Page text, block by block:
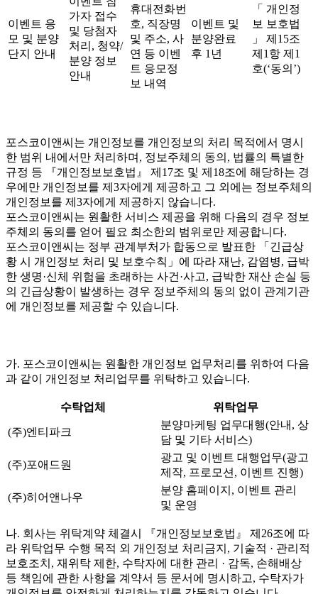
이벤트 응
모 및 분양
단지 안내
가자 접수
및 당첨자
처리, 청약/
분양 정보
안내
휴대전화번
호, 직장명
및 주소, 사
연 등 이벤
트 응모정
보 내역
이벤트 및
분양완료
후 1년
「 개인정
보 보호법
」 제15조
제1항 제1
호(‘동의’)
포스코이앤씨는 개인정보를 개인정보의 처리 목적에서 명시
한 범위 내에서만 처리하며, 정보주체의 동의, 법률의 특별한
규정 등 『개인정보보호법』 제17조 및 제18조에 해당하는 경
우에만 개인정보를 제3자에게 제공하고 그 외에는 정보주체의
개인정보를 제3자에게 제공하지 않습니다.
포스코이앤씨는 원활한 서비스 제공을 위해 다음의 경우 정보
주체의 동의를 얻어 필요 최소한의 범위로만 제공합니다.
포스코이앤씨는 정부 관계부처가 합동으로 발표한 「긴급상
황 시 개인정보 처리 및 보호수칙」에 따라 재난, 감염병, 급박
한 생명·신체 위험을 초래하는 사건·사고, 급박한 재산 손실 등
의 긴급상황이 발생하는 경우 정보주체의 동의 없이 관계기관
에 개인정보를 제공할 수 있습니다.
가. 포스코이앤씨는 원활한 개인정보 업무처리를 위하여 다음
과 같이 개인정보 처리업무를 위탁하고 있습니다.
수탁업체 위탁업무
(주)엔티파크
분양마케팅 업무대행(안내, 상
담 및 기타 서비스)
(주)포애드원
광고 및 이벤트 대행업무(광고
제작, 프로모션, 이벤트 진행)
(주)히어앤나우
분양 홈페이지, 이벤트 관리
및 운영
나. 회사는 위탁계약 체결시 『개인정보보호법』 제26조에 따
라 위탁업무 수행 목적 외 개인정보 처리금지, 기술적 · 관리적
보호조치, 재위탁 제한, 수탁자에 대한 관리 · 감독, 손해배상
등 책임에 관한 사항을 계약서 등 문서에 명시하고, 수탁자가